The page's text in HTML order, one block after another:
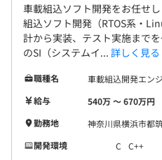
車載組込ソフト開発をお任せ
組込ソフト開発（RTOS系
計から実装、テスト実施まで
のSI（システムイ... 詳しく見る
職種名
車載組込開発エン
給与
540万 〜 670万円
勤務地
神奈川県横浜市都
開発環境
C
C++